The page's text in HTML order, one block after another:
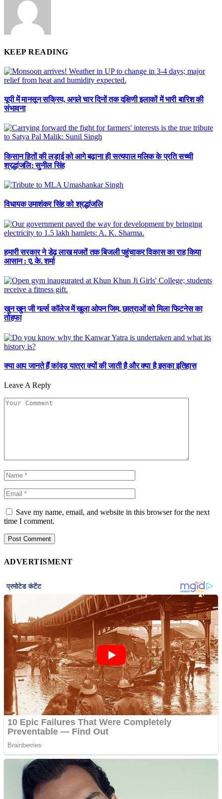
KEEP READING
यूपी में मानसून सक्रिय, अगले चार दिनों तक दक्षिणी इलाकों में भारी बारिश की
संभावना
किसान हितों की लड़ाई को आगे बढ़ाना ही सत्यपाल मलिक के प्रति सच्ची
श्रद्धांजलि: सुनील सिंह
विधायक उमाशंकर सिंह को श्रद्धांजलि
हमारी सरकार ने डेढ़ लाख मजरों तक बिजली पहुंचाकर विकास का राह किया
आसान : ए. के. शर्मा
खुन खुन जी गर्ल्स कॉलेज में खुला ओपन जिम, छात्राओं को मिला फिटनेस का
तोहफा
क्या आप जानते हैं कांवड़ यात्रा क्यों की जाती है और क्या है इसका इतिहास
Leave A Reply
Save my name, email, and website in this browser for the next
time I comment.
ADVERTISMENT